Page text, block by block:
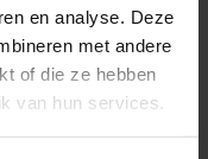
en analyse. Deze
met andere
of die ze hebben
van hun services.